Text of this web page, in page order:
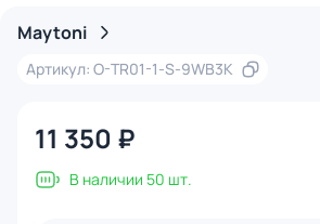
Maytoni
Артикул: O-TR01-1-S-9WB3K
11 350 ₽
В наличии 50 шт.